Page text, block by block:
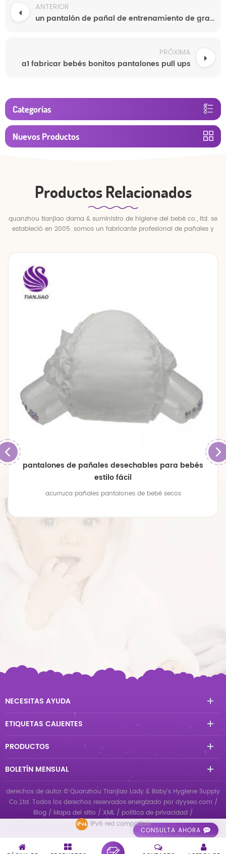
CONSULTA AHORA
ANTERIOR
un pantalón de pañal de entrenamiento de grado para bebés
PRÓXIMA
a1 fabricar bebés bonitos pantalones pull ups
Categorías
Nuevos Productos
Productos Relacionados
quanzhou tianjiao dama & suministro de higiene del bebé co., ltd. se
estableció en 2005. somos un fabricante profesional de pañales y
pantalones de pañales desechables para bebés
estilo fácil
acurruca pañales pantalones de bebé secos
NECESITAS AYUDA
ETIQUETAS CALIENTES
PRODUCTOS
BOLETÍN MENSUAL
derechos de autor © Quanzhou Tianjiao Lady & Baby's Hygiene Supply
Co.,Ltd. Todos los derechos reservados energizado por dyyseo.com /
Blog / Mapa del sitio / XML / política de privacidad /
IPv6 red compatible